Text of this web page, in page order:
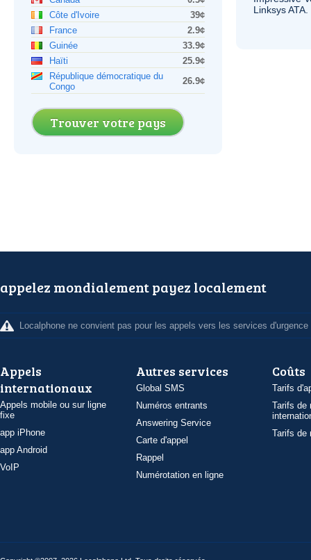
Côte d'Ivoire
39¢
France
2.9¢
Guinée
33.9¢
Haïti
25.9¢
République démocratique du
Congo
26.9¢
Trouver votre pays
LinksysATA
appelez mondialement payez localement
Localphone ne convient pas pour les appels vers les services d'urgence
Appels
internationaux
Appels mobile ou sur ligne
fixe
app iPhone
app Android
VoIP
Autres services
Global SMS
Numéros entrants
Answering Service
Carte d'appel
Rappel
Numérotation en ligne
Coûts
Tarifs
Tarifs de
Tarifs de